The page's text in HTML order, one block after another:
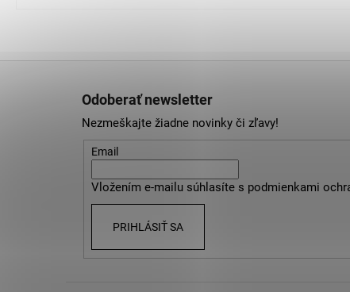
Odoberať newsletter
Nezmeškajte žiadne novinky či zľavy!
Email
Vložením e-mailu súhlasíte s podmienkami
PRIHLÁSIŤ SA